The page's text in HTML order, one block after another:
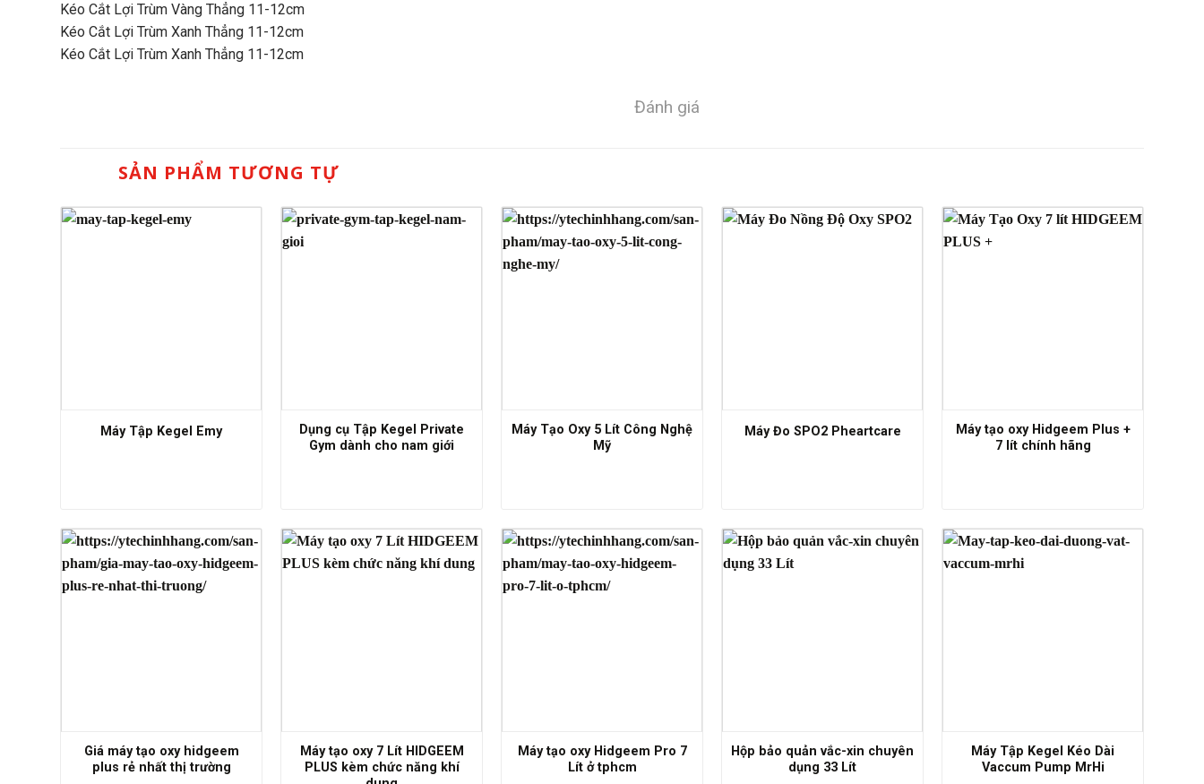
Kéo Cắt Lợi Trùm Vàng Thẳng 11-12cm
Kéo Cắt Lợi Trùm Xanh Thẳng 11-12cm
Kéo Cắt Lợi Trùm Xanh Thẳng 11-12cm
Đánh giá
SẢN PHẨM TƯƠNG TỰ
Máy Tập Kegel Emy
Dụng cụ Tập Kegel Private
Gym dành cho nam giới
Máy Tạo Oxy 5 Lít Công Nghệ
Mỹ
Máy Đo SPO2 Pheartcare
Máy tạo oxy Hidgeem Plus +
7 lít chính hãng
Giá máy tạo oxy hidgeem
plus rẻ nhất thị trường
Máy tạo oxy 7 Lít HIDGEEM
PLUS kèm chức năng khí
Máy tạo oxy Hidgeem Pro 7
Lít ở tphcm
Hộp bảo quản vắc-xin chuyên
dụng 33 Lít
Máy Tập Kegel Kéo Dài
Vaccum Pump MrHi